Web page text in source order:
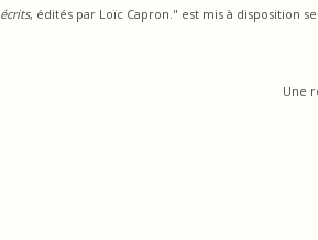
, édités par Loïc Capron." est mis à disposition
Une